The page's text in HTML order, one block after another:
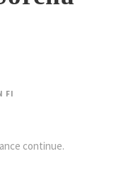
FI
continue.